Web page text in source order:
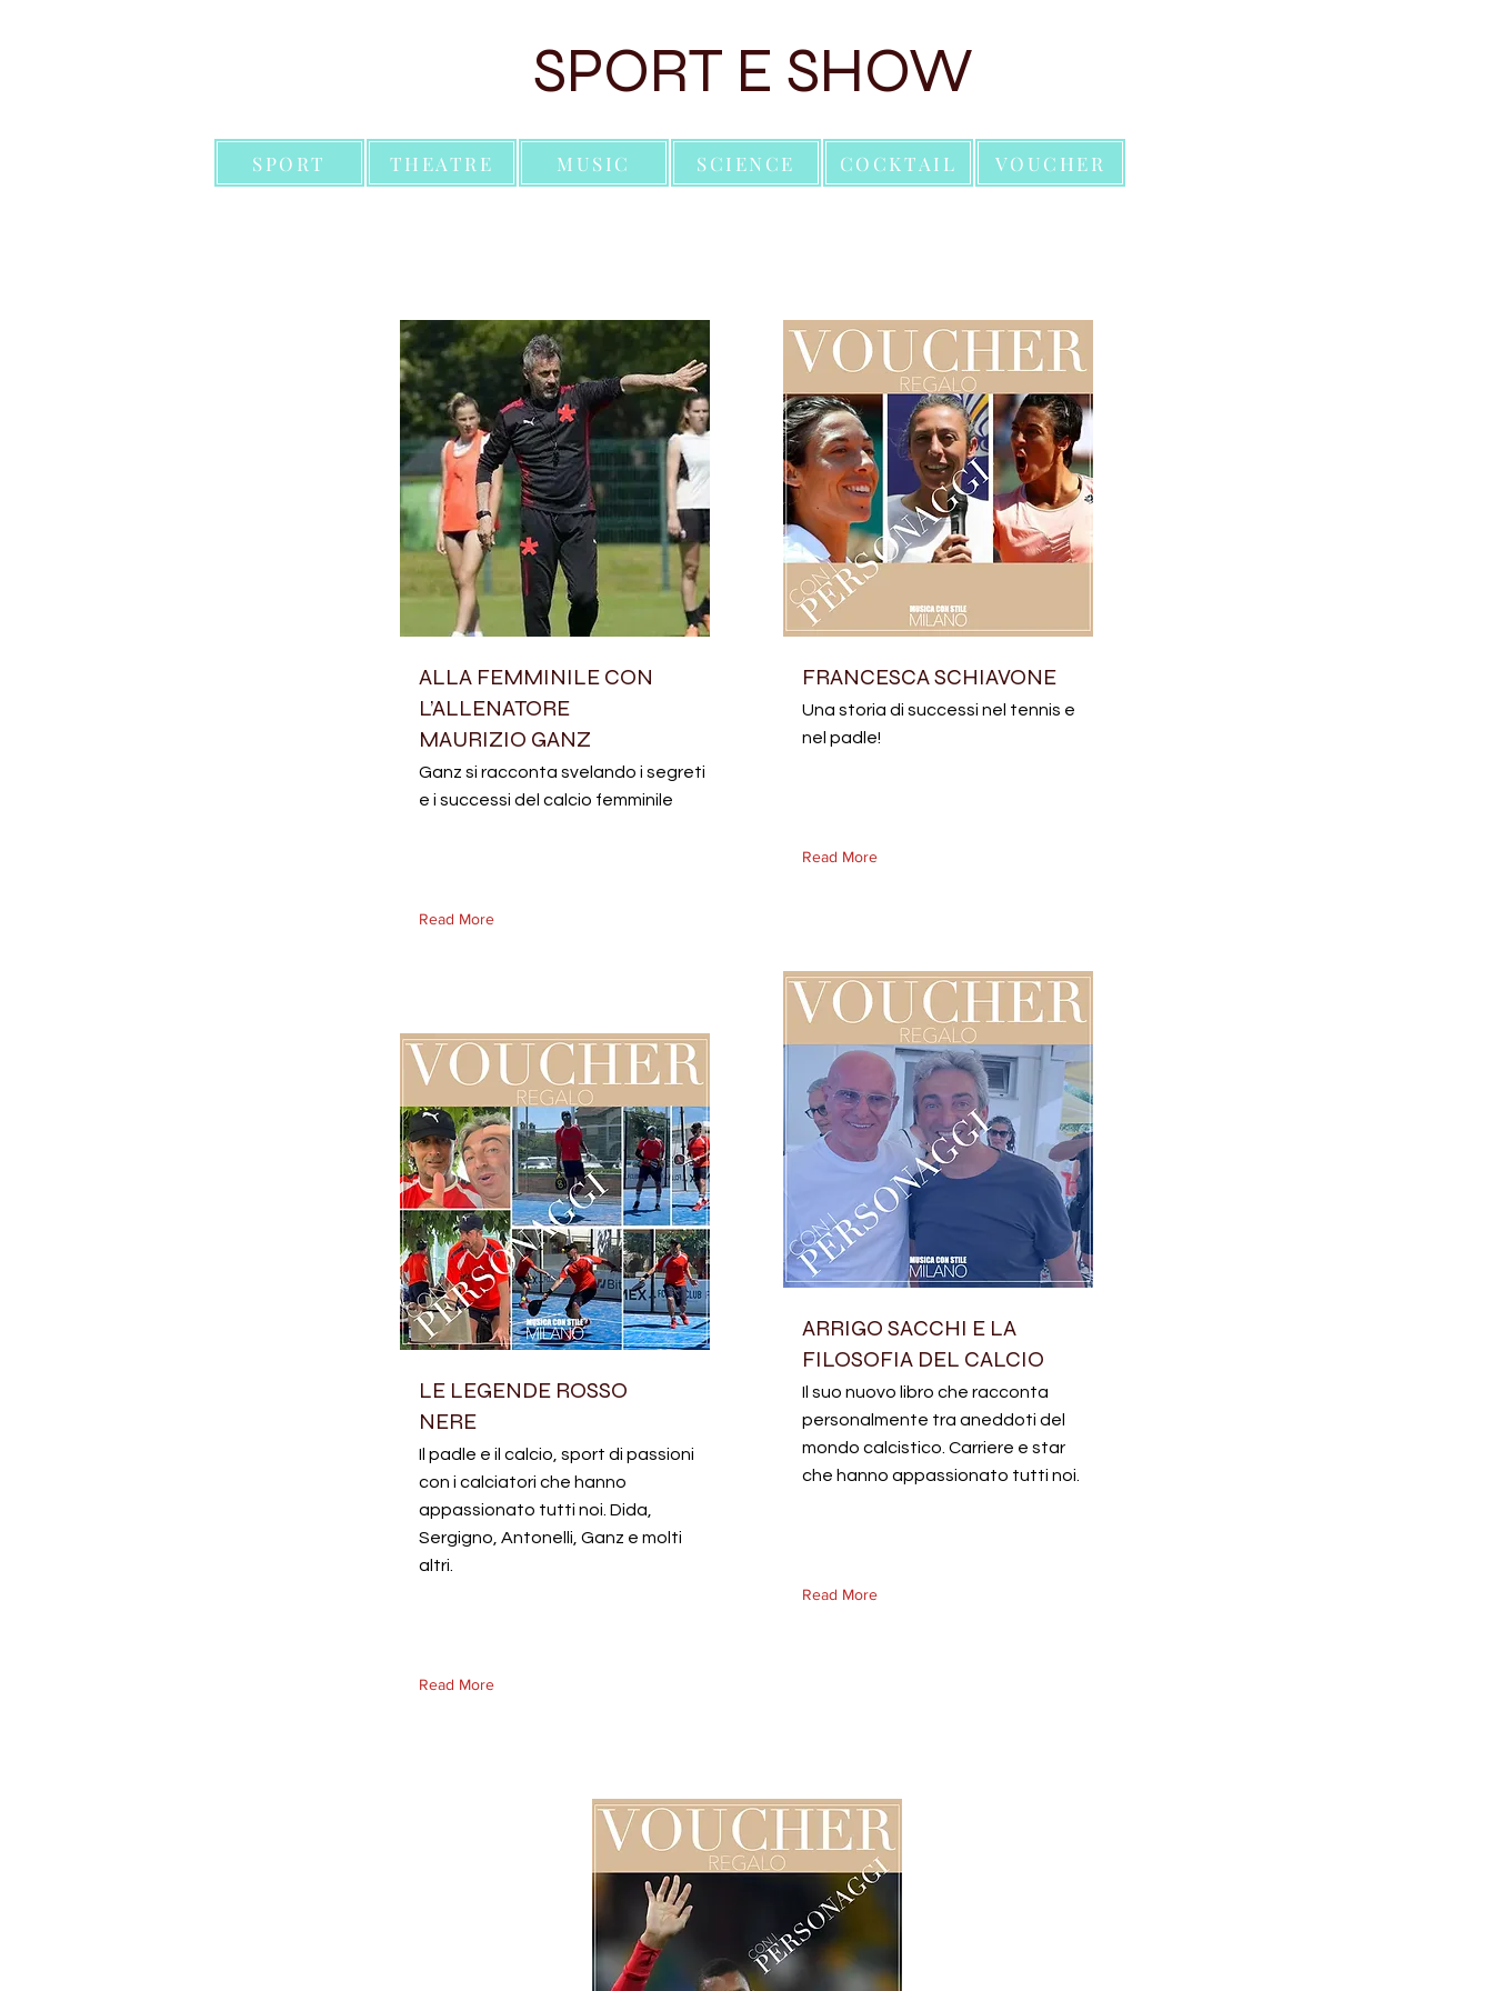
SPORT E SHOW
SPORT THEATRE MUSIC SCIENCE COCKTAIL VOUCHER
ALLA FEMMINILE CON
L’ALLENATORE
MAURIZIO GANZ
Ganz si racconta svelando i segreti
e i successi del calcio femminile
Read More
LE LEGENDE ROSSO
NERE
Il padle e il calcio, sport di passioni
con i calciatori che hanno
appassionato tutti noi. Dida,
Sergigno, Antonelli, Ganz e molti
altri.
Read More
FRANCESCA SCHIAVONE
Una storia di successi nel tennis e
nel padle!
Read More
ARRIGO SACCHI E LA
FILOSOFIA DEL CALCIO
Il suo nuovo libro che racconta
personalmente tra aneddoti del
mondo calcistico. Carriere e star
che hanno appassionato tutti noi.
Read More